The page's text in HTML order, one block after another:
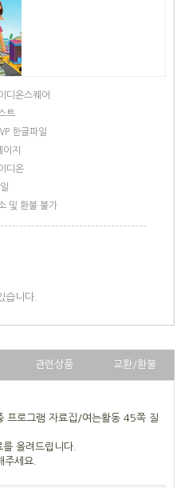
디온스퀘어
트
한글파일
이지
디온
및 환불 불가
습니다.
관련상품 교환/환불
프로그램 자료집/여는활동 45쪽 질
올려드립니다.
주세요.